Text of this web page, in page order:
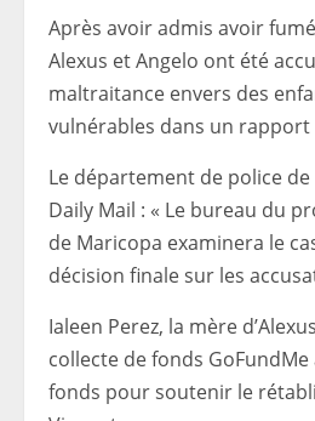
Après avoir admis avoir
Alexus et Angelo ont été
maltraitance envers des
vulnérables dans un rapport
Le département de police
Daily Mail : « Le bureau du
de Maricopa examinera le
décision finale sur les
Ialeen Perez, la mère
collecte de fonds
fonds pour soutenir le